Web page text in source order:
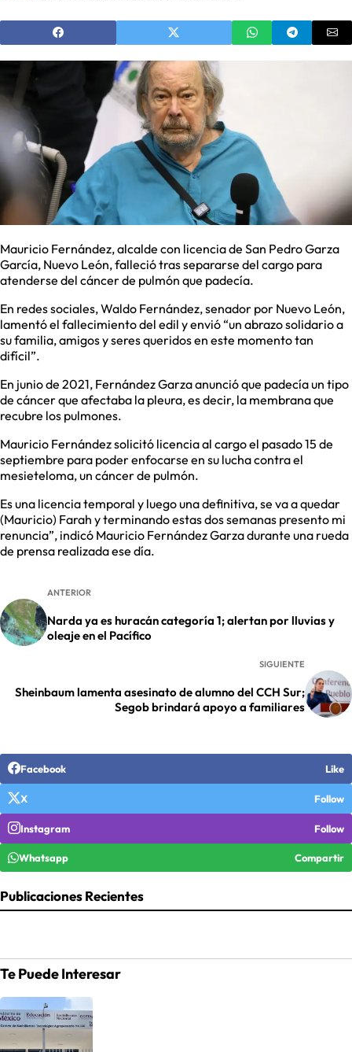
Mauricio Fernández, alcalde con licencia de San Pedro Garza
García, Nuevo León, falleció tras separarse del cargo para
atenderse del cáncer de pulmón que padecía.
En redes sociales, Waldo Fernández, senador por Nuevo León,
lamentó el fallecimiento del edil y envió “un abrazo solidario a
su familia, amigos y seres queridos en este momento tan
difícil”.
En junio de 2021, Fernández Garza anunció que padecía un tipo
de cáncer que afectaba la pleura, es decir, la membrana que
recubre los pulmones.
Mauricio Fernández solicitó licencia al cargo el pasado 15 de
septiembre para poder enfocarse en su lucha contra el
mesieteloma, un cáncer de pulmón.
Es una licencia temporal y luego una definitiva, se va a quedar
(Mauricio) Farah y terminando estas dos semanas presento mi
renuncia”, indicó Mauricio Fernández Garza durante una rueda
de prensa realizada ese día.
ANTERIOR
Narda ya es huracán categoría 1; alertan por lluvias y
oleaje en el Pacífico
SIGUIENTE
Sheinbaum lamenta asesinato de alumno del CCH Sur;
Segob brindará apoyo a familiares
Facebook Like
X Follow
Instagram Follow
Whatsapp Compartir
Publicaciones Recientes
Te Puede Interesar